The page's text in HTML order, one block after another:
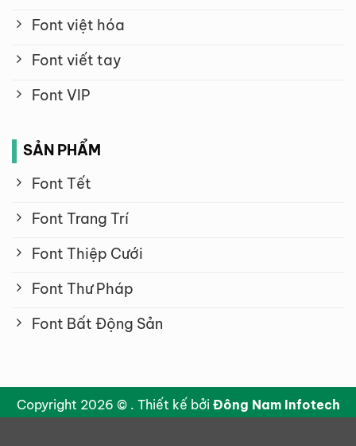
Font việt hóa
Font viết tay
Font VIP
SẢN PHẨM
Font Tết
Font Trang Trí
Font Thiệp Cưới
Font Thư Pháp
Font Bất Động Sản
Copyright 2026 © . Thiết kế bởi Đông Nam Infotech